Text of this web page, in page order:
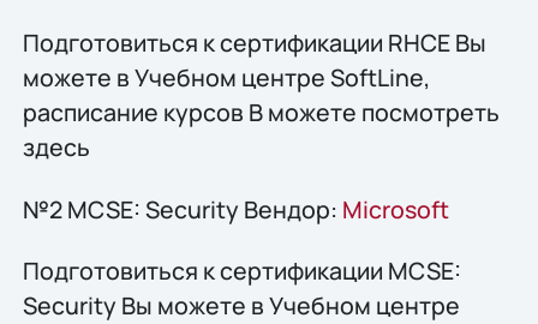
Подготовиться к сертификации RHCE Вы
можете в Учебном центре SoftLine,
расписание курсов В можете посмотреть
здесь
№2 MCSE: Security Вендор: Microsoft
Подготовиться к сертификации MCSE:
Security Вы можете в Учебном центре